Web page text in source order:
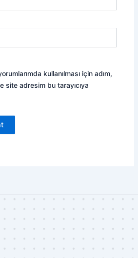
kullanılması için adım,
site adresim bu tarayıcıya